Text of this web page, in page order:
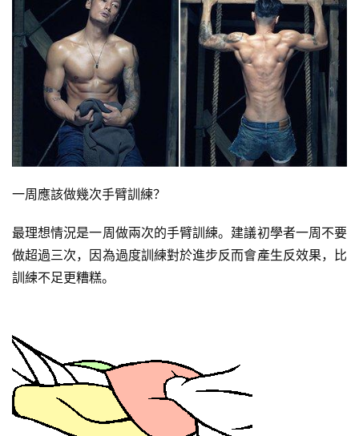
減
脂
劃
一周應該做幾次手臂訓練？
最理想情況是一周做兩次的手臂訓練。建議初學者一周不要
做超過三次，因為過度訓練對於進步反而會產生反效果，比
訓練不足更糟糕。